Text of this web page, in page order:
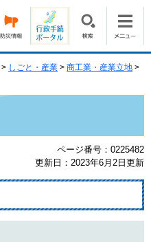
> しごと・産業 > 商工業・産業立地 >
ページ番号：0225482
更新日：2023年6月2日更新